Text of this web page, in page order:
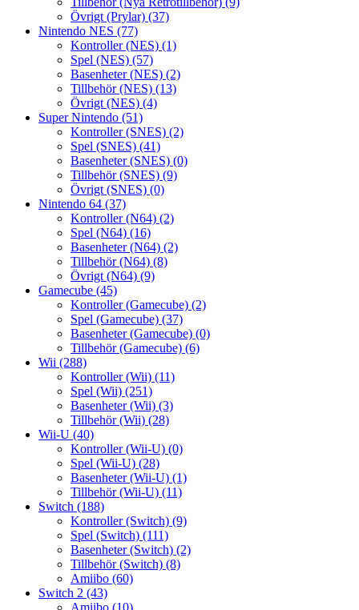
Övrigt (Prylar) (37)
Nintendo NES (77)
Kontroller (NES) (1)
Spel (NES) (57)
Basenheter (NES) (2)
Tillbehör (NES) (13)
Övrigt (NES) (4)
Super Nintendo (51)
Kontroller (SNES) (2)
Spel (SNES) (41)
Basenheter (SNES) (0)
Tillbehör (SNES) (9)
Övrigt (SNES) (0)
Nintendo 64 (37)
Kontroller (N64) (2)
Spel (N64) (16)
Basenheter (N64) (2)
Tillbehör (N64) (8)
Övrigt (N64) (9)
Gamecube (45)
Kontroller (Gamecube) (2)
Spel (Gamecube) (37)
Basenheter (Gamecube) (0)
Tillbehör (Gamecube) (6)
Wii (288)
Kontroller (Wii) (11)
Spel (Wii) (251)
Basenheter (Wii) (3)
Tillbehör (Wii) (28)
Wii-U (40)
Kontroller (Wii-U) (0)
Spel (Wii-U) (28)
Basenheter (Wii-U) (1)
Tillbehör (Wii-U) (11)
Switch (188)
Kontroller (Switch) (9)
Spel (Switch) (111)
Basenheter (Switch) (2)
Tillbehör (Switch) (8)
Amiibo (60)
Switch 2 (43)